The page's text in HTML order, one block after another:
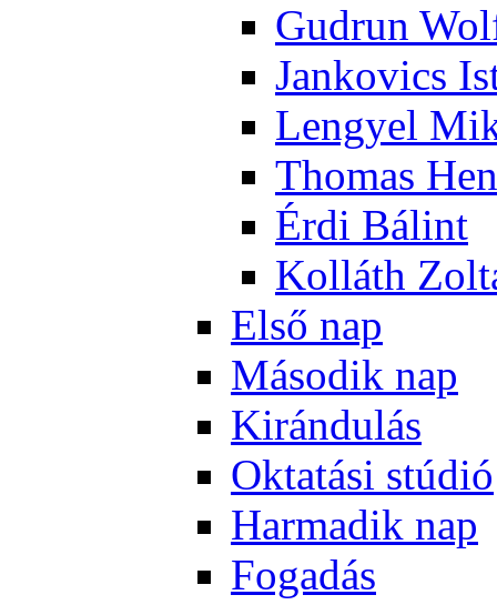
Gud­run
Jan­ko­vics
Len­gyel
Tho­mas
Ér­di Bá­lint
Kol­láth
El­ső nap
Má­so­dik nap
Ki­rán­du­lás
Ok­ta­tá­si stú­dió
Har­ma­dik nap
Fo­ga­dás